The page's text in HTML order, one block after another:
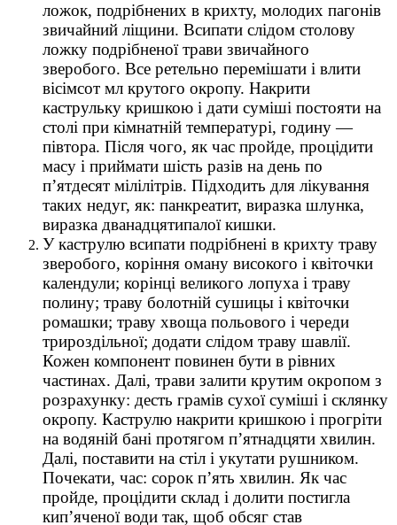
ложок, подрібнених в крихту, молодих пагонів
звичайний ліщини. Всипати слідом столову
ложку подрібненої трави звичайного
зверобого. Все ретельно перемішати і влити
вісімсот мл крутого окропу. Накрити
каструльку кришкою і дати суміші постояти на
столі при кімнатній температурі, годину —
півтора. Після чого, як час пройде, процідити
масу і приймати шість разів на день по
п’ятдесят мілілітрів. Підходить для лікування
таких недуг, як: панкреатит, виразка шлунка,
виразка дванадцятипалої кишки.
У каструлю всипати подрібнені в крихту траву
зверобого, коріння оману високого і квіточки
календули; корінці великого лопуха і траву
полину; траву болотній сушицы і квіточки
ромашки; траву хвоща польового і череди
трироздільної; додати слідом траву шавлії.
Кожен компонент повинен бути в рівних
частинах. Далі, трави залити крутим окропом з
розрахунку: десть грамів сухої суміші і склянку
окропу. Каструлю накрити кришкою і прогріти
на водяній бані протягом п’ятнадцяти хвилин.
Далі, поставити на стіл і укутати рушником.
Почекати, час: сорок п’ять хвилин. Як час
пройде, процідити склад і долити постигла
кип’яченої води так, щоб обсяг став